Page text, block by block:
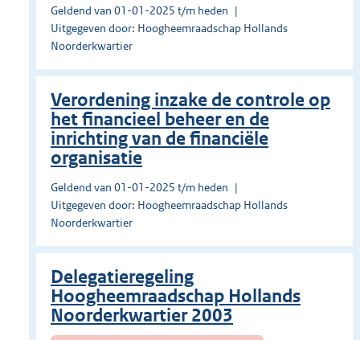
Geldend van 01-01-2025 t/m heden
Uitgegeven door: Hoogheemraadschap Hollands
Noorderkwartier
Verordening inzake de controle op
het financieel beheer en de
inrichting van de financiële
organisatie
Geldend van 01-01-2025 t/m heden
Uitgegeven door: Hoogheemraadschap Hollands
Noorderkwartier
Delegatieregeling
Hoogheemraadschap Hollands
Noorderkwartier 2003